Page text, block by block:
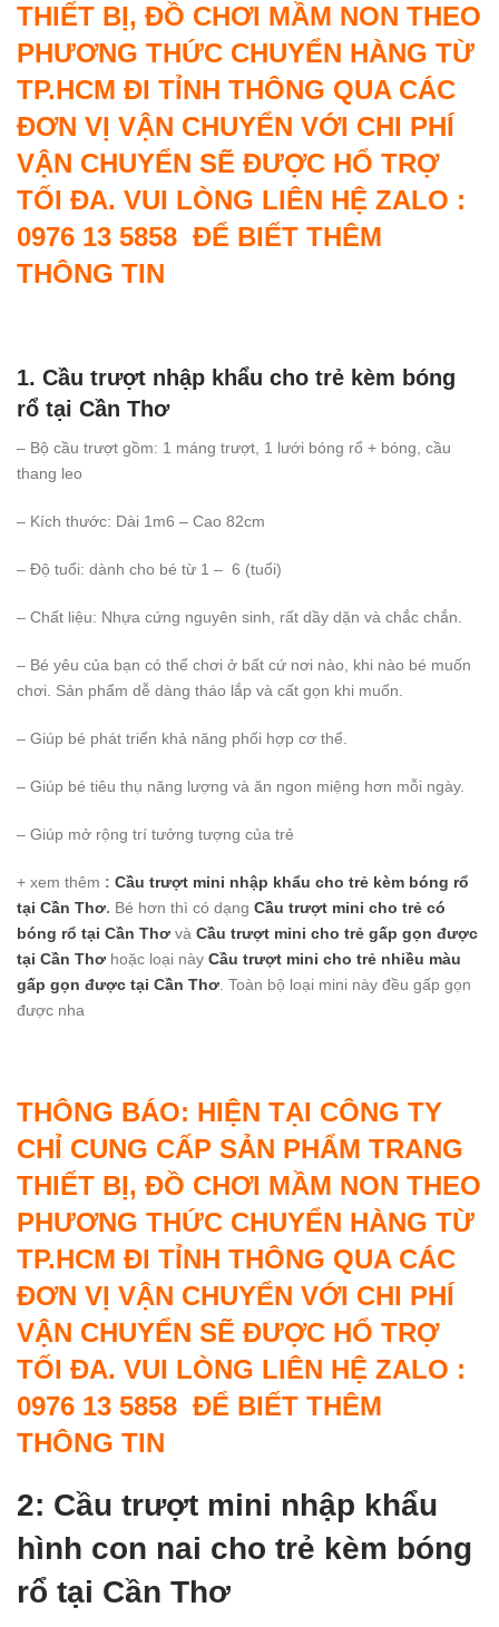
THIẾT BỊ, ĐỒ CHƠI MẦM NON THEO
PHƯƠNG THỨC CHUYỂN HÀNG TỪ
TP.HCM ĐI TỈNH THÔNG QUA CÁC
ĐƠN VỊ VẬN CHUYỂN VỚI CHI PHÍ
VẬN CHUYỂN SẼ ĐƯỢC HỔ TRỢ
TỐI ĐA. VUI LÒNG LIÊN HỆ ZALO :
0976 13 5858 ĐỂ BIẾT THÊM
THÔNG TIN
1. Cầu trượt nhập khẩu cho trẻ kèm bóng
rổ tại Cần Thơ
– Bộ cầu trượt gồm: 1 máng trượt, 1 lưới bóng rổ + bóng, cầu
thang leo
– Kích thước: Dài 1m6 – Cao 82cm
– Độ tuổi: dành cho bé từ 1 – 6 (tuổi)
– Chất liệu: Nhựa cứng nguyên sinh, rất dầy dặn và chắc chắn.
– Bé yêu của bạn có thể chơi ở bất cứ nơi nào, khi nào bé muốn
chơi. Sản phẩm dễ dàng tháo lắp và cất gọn khi muốn.
– Giúp bé phát triển khả năng phối hợp cơ thể.
– Giúp bé tiêu thụ năng lượng và ăn ngon miệng hơn mỗi ngày.
– Giúp mở rộng trí tưởng tượng của trẻ
+ xem thêm : Cầu trượt mini nhập khẩu cho trẻ kèm bóng rổ
tại Cần Thơ. Bé hơn thì có dạng Cầu trượt mini cho trẻ có
bóng rổ tại Cần Thơ và Cầu trượt mini cho trẻ gấp gọn được
tại Cần Thơ hoặc loại này Cầu trượt mini cho trẻ nhiều màu
gấp gọn được tại Cần Thơ . Toàn bộ loại mini này đều gấp gọn
được nha
THÔNG BÁO: HIỆN TẠI CÔNG TY
CHỈ CUNG CẤP SẢN PHẨM TRANG
THIẾT BỊ, ĐỒ CHƠI MẦM NON THEO
PHƯƠNG THỨC CHUYỂN HÀNG TỪ
TP.HCM ĐI TỈNH THÔNG QUA CÁC
ĐƠN VỊ VẬN CHUYỂN VỚI CHI PHÍ
VẬN CHUYỂN SẼ ĐƯỢC HỔ TRỢ
TỐI ĐA. VUI LÒNG LIÊN HỆ ZALO :
0976 13 5858 ĐỂ BIẾT THÊM
THÔNG TIN
2: Cầu trượt mini nhập khẩu
hình con nai cho trẻ kèm bóng
rổ tại Cần Thơ